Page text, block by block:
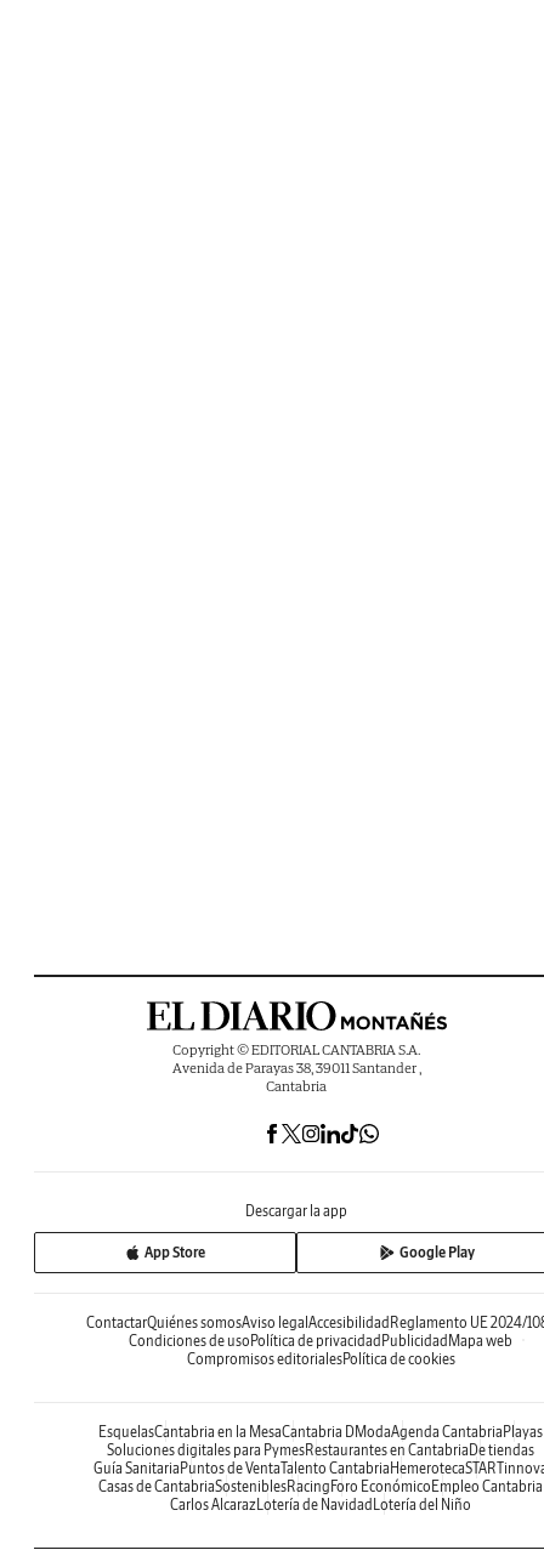
Copyright © EDITORIAL CANTABRIA S.A.
Avenida de Parayas 38, 39011 Santander ,
Cantabria
Descargar la app
App Store Google Play
ContactarQuiénes somosAviso legalAccesibilidadReglamento UE 2024/
Condiciones de usoPolítica de privacidadPublicidadMapa web
Compromisos editorialesPolítica de cookies
EsquelasCantabria en la MesaCantabria DModaAgenda CantabriaPlayas
Soluciones digitales para PymesRestaurantes en CantabriaDe tiendas
Guía SanitariaPuntos de VentaTalento CantabriaHemeroteca
Casas de CantabriaSosteniblesRacingForo EconómicoEmpleo Cantabria
Carlos AlcarazLotería de NavidadLotería del Niño